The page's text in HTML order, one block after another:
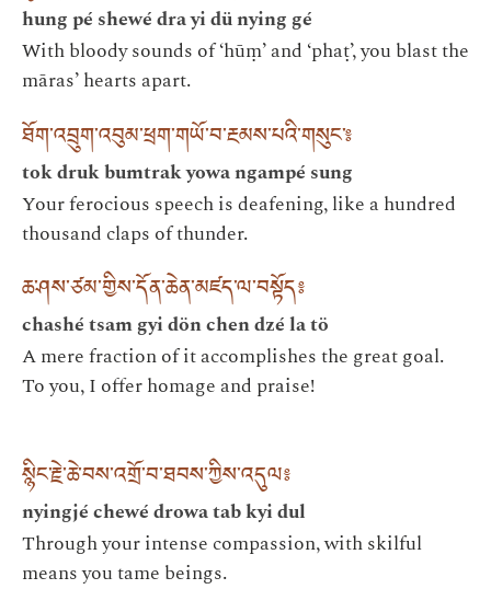
hung pé shewé dra yi dü nying gé
With bloody sounds of ‘hūṃ’ and ‘phaṭ’, you blast the
māras’ hearts apart.
ཐོག་འབྲུག་འབུམ་ཕྲག་གཡོ་བ་རྔམས་པའི་གསུང་༔
tok druk bumtrak yowa ngampé sung
Your ferocious speech is deafening, like a hundred
thousand claps of thunder.
ཆ་ཤས་ཙམ་གྱིས་དོན་ཆེན་མཛད་ལ་བསྟོད༔
chashé tsam gyi dön chen dzé la tö
A mere fraction of it accomplishes the great goal.
To you, I offer homage and praise!
སྙིང་རྗེ་ཆེ་བས་འགྲོ་བ་ཐབས་ཀྱིས་འདུལ༔
nyingjé chewé drowa tab kyi dul
Through your intense compassion, with skilful
means you tame beings.